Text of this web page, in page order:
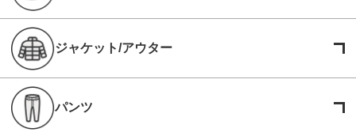
ジャケット/アウター
パンツ